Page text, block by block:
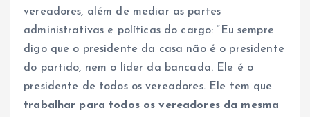
vereadores, além de mediar as partes
administrativas e políticas do cargo: “Eu sempre
digo que o presidente da casa não é o presidente
do partido, nem o líder da bancada. Ele é o
presidente de todos os vereadores. Ele tem que
trabalhar para todos os vereadores da mesma